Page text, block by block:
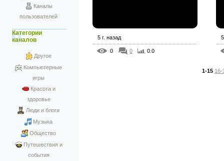
Каналы
пользователей
Категории
каналов
Другое
Компьютерные
игры
Красота и
здоровье
Люди и блоги
Музыка
Общество
Путешествия и
события
5 г. назад
0 0 0.0
1-15 16-